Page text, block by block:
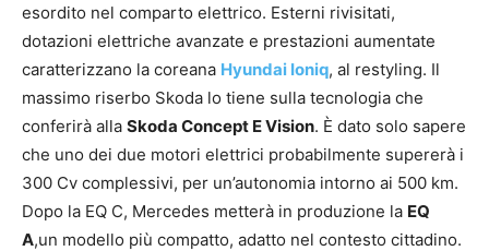
esordito nel comparto elettrico. Esterni rivisitati,
dotazioni elettriche avanzate e prestazioni aumentate
caratterizzano la coreana Hyundai Ioniq, al restyling. Il
massimo riserbo Skoda lo tiene sulla tecnologia che
conferirà alla Skoda Concept E Vision. È dato solo sapere
che uno dei due motori elettrici probabilmente supererà i
300 Cv complessivi, per un’autonomia intorno ai 500 km.
Dopo la EQ C, Mercedes metterà in produzione la EQ
A,un modello più compatto, adatto nel contesto cittadino.